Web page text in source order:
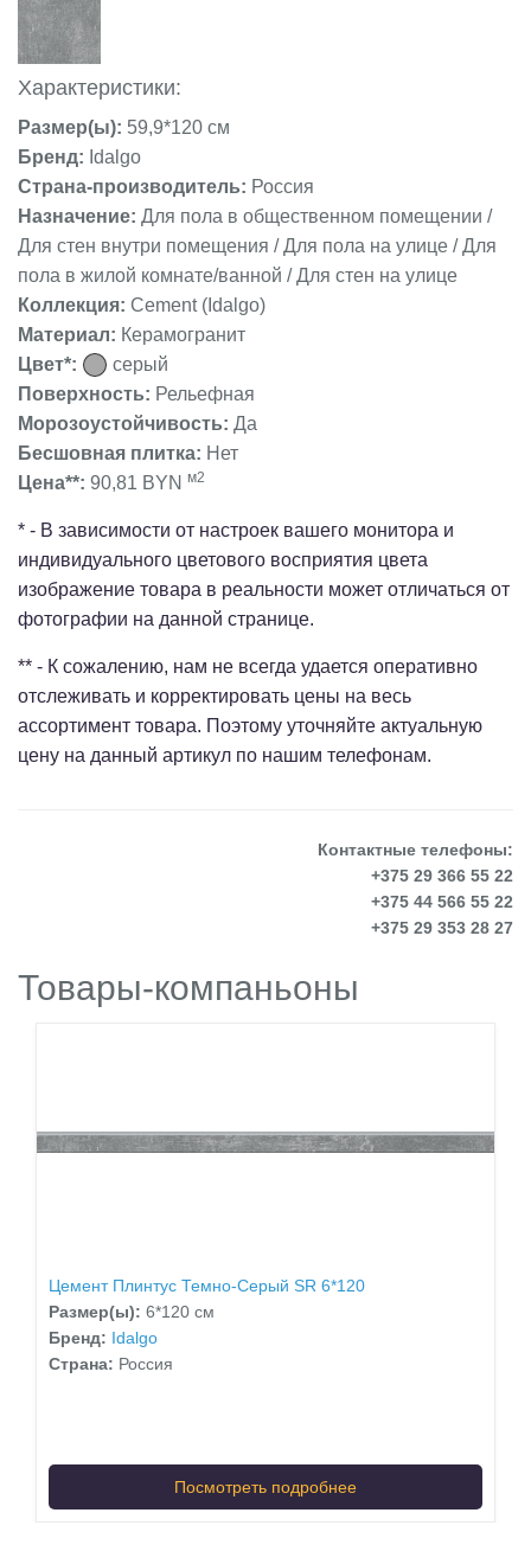
Характеристики:
Размер(ы): 59,9*120 см
Бренд: Idalgo
Страна-производитель: Россия
Назначение: Для пола в общественном помещении /
Для стен внутри помещения / Для пола на улице / Для
пола в жилой комнате/ванной / Для стен на улице
Коллекция: Cement (Idalgo)
Материал: Керамогранит
Цвет*:
серый
Поверхность: Рельефная
Морозоустойчивость: Да
Бесшовная плитка: Нет
Цена**: 90,81 BYN м2
* - В зависимости от настроек вашего монитора и
индивидуального цветового восприятия цвета
изображение товара в реальности может отличаться от
фотографии на данной странице.
** - К сожалению, нам не всегда удается оперативно
отслеживать и корректировать цены на весь
ассортимент товара. Поэтому уточняйте актуальную
цену на данный артикул по нашим телефонам.
Контактные телефоны:
+375 29 366 55 22
+375 44 566 55 22
+375 29 353 28 27
Товары-компаньоны
Цемент Плинтус Темно-Серый SR 6*120
Размер(ы): 6*120 см
Бренд: Idalgo
Страна: Россия
Посмотреть подробнее